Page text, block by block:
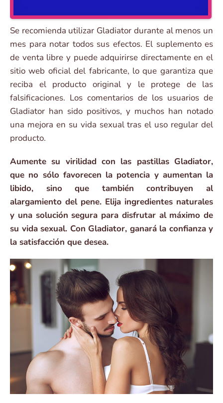
Se recomienda utilizar Gladiator durante al menos un
mes para notar todos sus efectos. El suplemento es
de venta libre y puede adquirirse directamente en el
sitio web oficial del fabricante, lo que garantiza que
reciba el producto original y le protege de las
falsificaciones. Los comentarios de los usuarios de
Gladiator han sido positivos, y muchos han notado
una mejora en su vida sexual tras el uso regular del
producto.
Aumente su virilidad con las pastillas Gladiator,
que no sólo favorecen la potencia y aumentan la
libido, sino que también contribuyen al
alargamiento del pene. Elija ingredientes naturales
y una solución segura para disfrutar al máximo de
su vida sexual. Con Gladiator, ganará la confianza y
la satisfacción que desea.